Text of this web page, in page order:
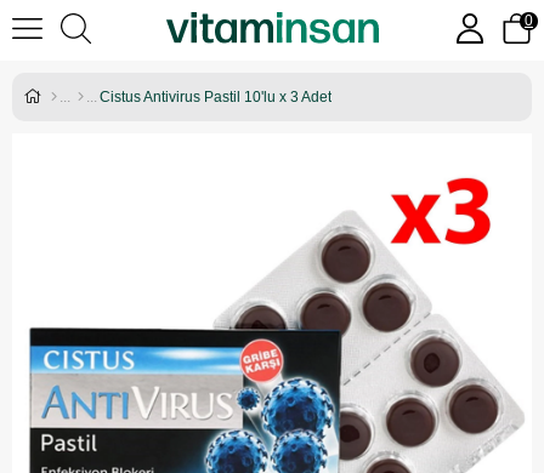
0
Cistus Antivirus Pastil 10'lu x 3 Adet